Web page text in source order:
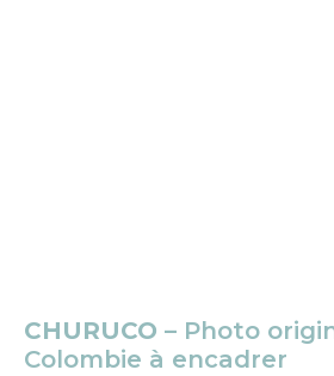
CHURUCO – Photo
Colombie à encadrer